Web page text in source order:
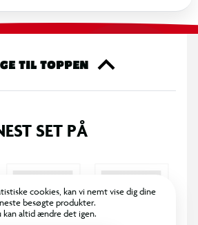
TIL TOPPEN
SET PÅ
cookies, kan vi nemt vise dig dine
besøgte produkter.
kan altid ændre det igen.